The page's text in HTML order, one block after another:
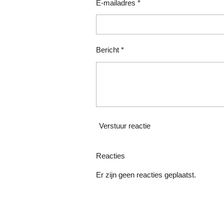
E-mailadres *
Bericht *
Verstuur reactie
Reacties
Er zijn geen reacties geplaatst.